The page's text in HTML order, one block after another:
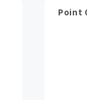
Point